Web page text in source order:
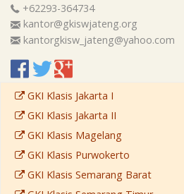
+62293-364734
kantor@gkiswjateng.org
kantorgkisw_jateng@yahoo.com
GKI Klasis Jakarta I
GKI Klasis Jakarta II
GKI Klasis Magelang
GKI Klasis Purwokerto
GKI Klasis Semarang Barat